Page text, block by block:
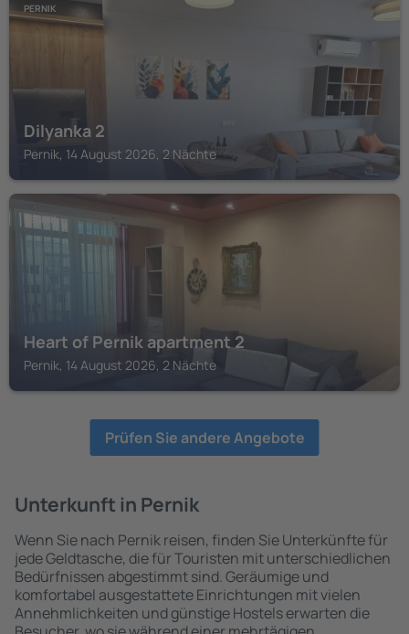
PERNIK
Dilyanka 2
Pernik, 14 August 2026, 2 Nächte
PERNIK
Heart of Pernik apartment 2
Pernik, 14 August 2026, 2 Nächte
Prüfen Sie andere Angebote
Unterkunft in Pernik
Wenn Sie nach Pernik reisen, finden Sie Unterkünfte für
jede Geldtasche, die für Touristen mit unterschiedlichen
Bedürfnissen abgestimmt sind. Geräumige und
komfortabel ausgestattete Einrichtungen mit vielen
Annehmlichkeiten und günstige Hostels erwarten die